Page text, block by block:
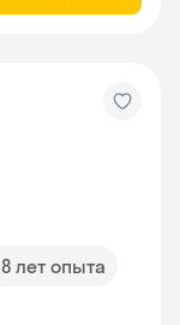
8 лет опыта